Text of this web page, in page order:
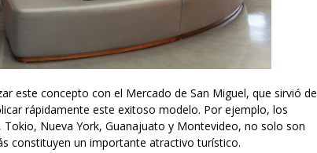
este concepto con el Mercado de San Miguel, que sirvió de
rápidamente este exitoso modelo. Por ejemplo, los
Nueva York, Guanajuato y Montevideo, no solo son
constituyen un importante atractivo turístico.